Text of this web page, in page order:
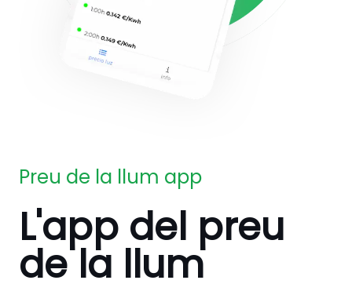
Preu de la llum app
L'app del preu
de la llum